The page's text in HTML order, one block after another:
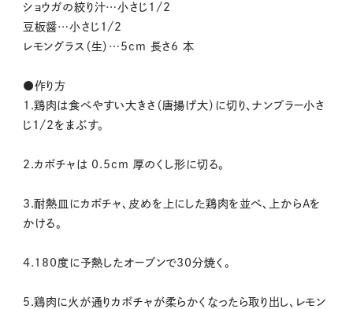
ショウガの絞り汁…小さじ1/2
豆板醤…小さじ1/2
レモングラス（生）…5cm 長さ6 本
●作り方
1.鶏肉は食べやすい大きさ（唐揚げ大）に切り、ナンプラー小さ
じ1/2をまぶす。
2.カボチャは 0.5cm 厚のくし形に切る。
3.耐熱皿にカボチャ、皮めを上にした鶏肉を並べ、上からAを
かける。
4.180度に予熱したオーブンで30分焼く。
5.鶏肉に火が通りカボチャが柔らかくなったら取り出し、レモン